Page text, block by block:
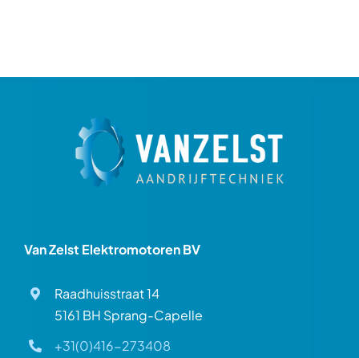
Van Zelst Elektromotoren BV
Raadhuisstraat 14
5161 BH Sprang-Capelle
+31(0)416-273408